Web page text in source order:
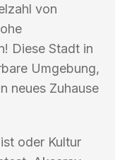
von
Diese Stadt in
Umgebung,
neues Zuhause
oder Kultur